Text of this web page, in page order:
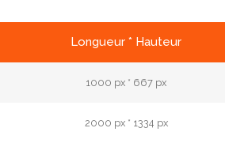
Longueur * Hauteur
1000 px * 667 px
2000 px * 1334 px